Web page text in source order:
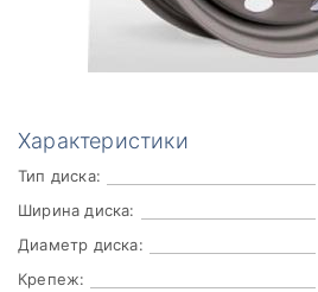
Характеристики
Тип диска:
Ширина диска:
Диаметр диска:
Крепеж: